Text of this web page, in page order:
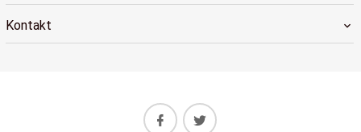
Kontakt